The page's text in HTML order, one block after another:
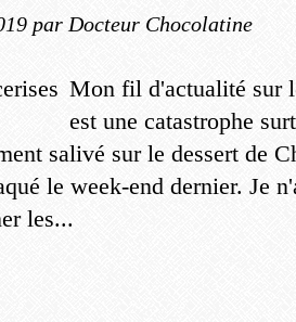
par Docteur Chocolatine
Mon fil d'actualité sur
est une catastrophe
salivé sur le dessert de
le week-end dernier. Je
les...